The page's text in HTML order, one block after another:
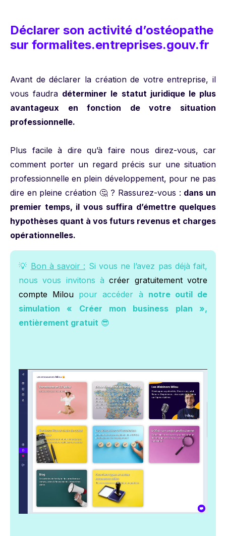
Déclarer son activité d’ostéopathe
sur formalites.entreprises.gouv.fr
Avant de déclarer la création de votre entreprise, il
vous faudra déterminer le statut juridique le plus
avantageux en fonction de votre situation
professionnelle.
Plus facile à dire qu’à faire nous direz-vous, car
comment porter un regard précis sur une situation
professionnelle en plein développement, pour ne pas
dire en pleine création 🤔 ? Rassurez-vous : dans un
premier temps, il vous suffira d’émettre quelques
hypothèses quant à vos futurs revenus et charges
opérationnelles.
💡 Bon à savoir : Si vous ne l’avez pas déjà fait,
nous vous invitons àcréer gratuitement votre
compte Milou pour accéder à notre outil de
simulation « Créer mon business plan »,
entièrement gratuit 😎